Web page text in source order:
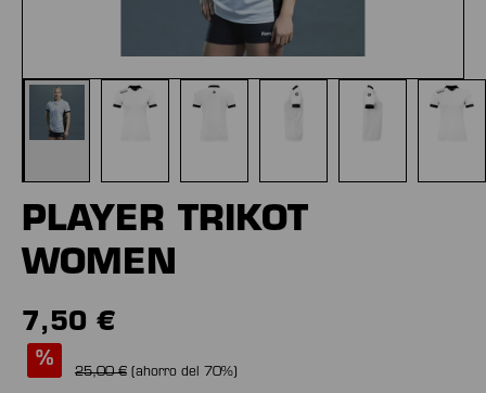
PLAYER TRIKOT
WOMEN
7,50 €
%
25,00 € (ahorro del 70%)